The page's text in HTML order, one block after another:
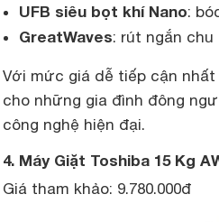
UFB siêu bọt khí Nano:
GreatWaves: rút ngắn
Với mức giá dễ tiếp cận nhất
cho những gia đình đông
công nghệ hiện đại.
4. Máy Giặt Toshiba 15 Kg
Giá tham khảo: 9.780.000đ